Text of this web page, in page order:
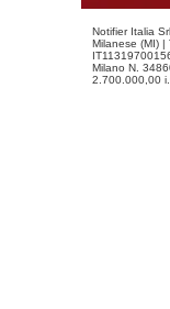
Notifier Italia
Milanese (MI) |
Milano N.
2.700.000,00